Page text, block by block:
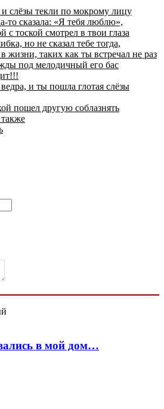
слёзы текли по мокрому лицу
то сказала: «Я тебя люблю»,
тоской смотрел в твои глаза
но не сказал тебе тогда,
жизни, таких как ты встречал не раз
под мелодичный его бас
и ты пошла глотая слёзы
пошел другую соблазнять
в мой дом…